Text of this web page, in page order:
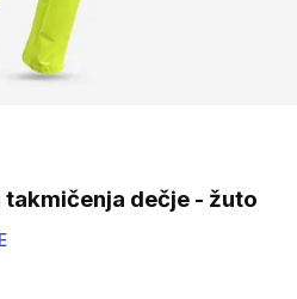
takmičenja dečje - žuto